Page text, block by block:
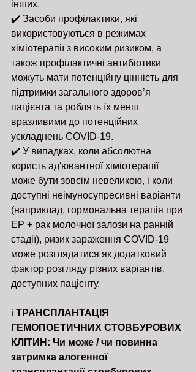
інших.
✔️ Засоби профілактики, які
використовуються в режимах
хіміотерапії з високим ризиком, а
також профілактичні антибіотики
можуть мати потенційну цінність для
підтримки загального здоров’я
пацієнта та роблять їх менш
вразливими до потенційних
ускладнень COVID-19.
✔️ У випадках, коли абсолютна
користь ад'ювантної хіміотерапії
може бути зовсім невеликою, і коли
доступні неімуносупресивні варіанти
(наприклад, гормональна терапія при
ЕР + рак молочної залози на ранній
стадії), ризик зараження COVID-19
може розглядатися як додатковий
фактор розгляду різних варіантів,
доступних пацієнту.
ℹ️ ТРАНСПЛАНТАЦІЯ
ГЕМОПОЕТИЧНИХ СТОВБУРОВИХ
КЛІТИН: Чи може / чи повинна
затримка алогенної